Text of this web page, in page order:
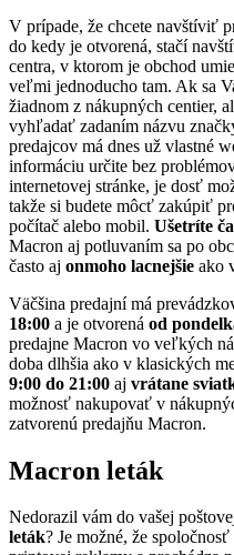
V prípade, že chcete navštíviť
do kedy je otvorená, stačí
centra, v ktorom je obchod
veľmi jednoducho tam. Ak sa
žiadnom z nákupných centier,
vyhľadať zadaním názvu
predajcov má dnes už vlastné
informáciu určite bez
internetovej stránke, je dosť
takže si budete môcť zakúpiť
počítač alebo mobil. Ušetríte
Macron aj potluvaním sa po
často aj onmoho lacnejšie ako
Väčšina predajní má
18:00 a je otvorená od
predajne Macron vo veľkých
doba dlhšia ako v klasických
9:00 do 21:00 aj vrátane
možnosť nakupovať v
zatvorenú predajňu Macron.
Macron leták
Nedorazil vám do vašej
leták? Je možné, že